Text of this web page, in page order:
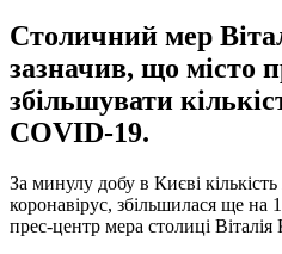
Столичний мер
зазначив, що місто
збільшувати
COVID-19.
За минулу добу в Києві
коронавірус, збільшилася ще на
прес-центр мера столиці